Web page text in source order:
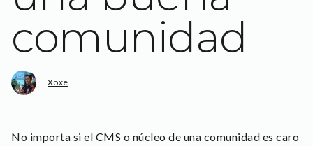
comunidad
Xoxe
No importa si el CMS o núcleo de una comunidad es caro